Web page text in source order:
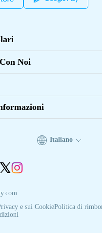
Noi
e sui CookiePolitica di
Italiano